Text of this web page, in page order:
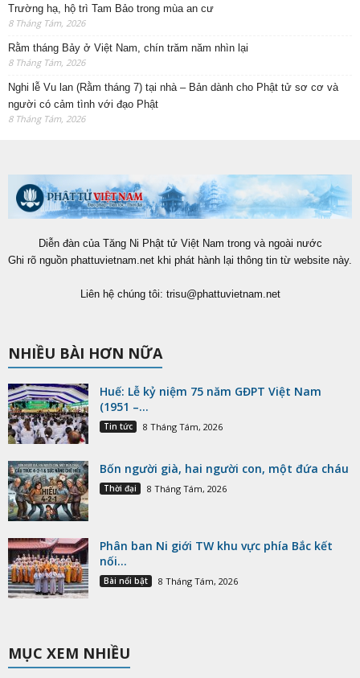
Trường hạ, hộ trì Tam Bảo trong mùa an cư
8 Tháng Tám, 2026
Rằm tháng Bảy ở Việt Nam, chín trăm năm nhìn lại
8 Tháng Tám, 2026
Nghi lễ Vu lan (Rằm tháng 7) tại nhà – Bản dành cho Phật tử sơ cơ và
người có cảm tình với đạo Phật
8 Tháng Tám, 2026
Diễn đàn của Tăng Ni Phật tử Việt Nam trong và ngoài nước
Ghi rõ nguồn phattuvietnam.net khi phát hành lại thông tin từ website này.
Liên hệ chúng tôi: trisu@phattuvietnam.net
NHIỀU BÀI HƠN NỮA
Huế: Lễ kỷ niệm 75 năm GĐPT Việt Nam
(1951 –...
Tin tức 8 Tháng Tám, 2026
Bốn người già, hai người con, một đứa cháu
Thời đại 8 Tháng Tám, 2026
Phân ban Ni giới TW khu vực phía Bắc kết
nối...
Bài nổi bật 8 Tháng Tám, 2026
MỤC XEM NHIỀU